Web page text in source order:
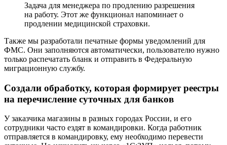
Задача для менеджера по продлению разрешения
на работу. Этот же функционал напоминает о
продлении медицинской страховки.
Также мы разработали печатные формы уведомлений для
ФМС. Они заполняются автоматически, пользователю нужно
только распечатать бланк и отправить в Федеральную
миграционную службу.
Создали обработку, которая формирует реестры
на перечисление суточных для банков
У заказчика магазины в разных городах России, и его
сотрудники часто ездят в командировки. Когда работник
отправляется в командировку, ему необходимо перевести